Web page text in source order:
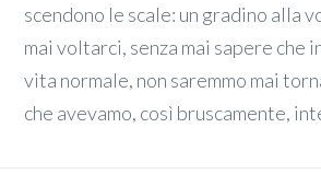
scendono le scale: un gradino alla
mai voltarci, senza mai sapere che
vita normale, non saremmo mai
che avevamo, così bruscamente,